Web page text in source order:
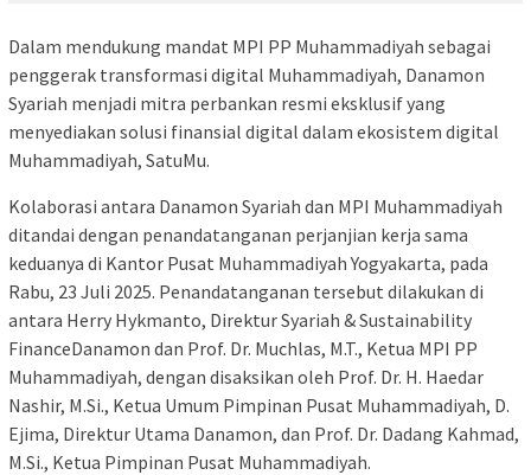
Dalam mendukung mandat MPI PP Muhammadiyah sebagai
penggerak transformasi digital Muhammadiyah, Danamon
Syariah menjadi mitra perbankan resmi eksklusif yang
menyediakan solusi finansial digital dalam ekosistem digital
Muhammadiyah, SatuMu.
Kolaborasi antara Danamon Syariah dan MPI Muhammadiyah
ditandai dengan penandatanganan perjanjian kerja sama
keduanya di Kantor Pusat Muhammadiyah Yogyakarta, pada
Rabu, 23 Juli 2025. Penandatanganan tersebut dilakukan di
antara Herry Hykmanto, Direktur Syariah & Sustainability
FinanceDanamon dan Prof. Dr. Muchlas, M.T., Ketua MPI PP
Muhammadiyah, dengan disaksikan oleh Prof. Dr. H. Haedar
Nashir, M.Si., Ketua Umum Pimpinan Pusat Muhammadiyah, D.
Ejima, Direktur Utama Danamon, dan Prof. Dr. Dadang Kahmad,
M.Si., Ketua Pimpinan Pusat Muhammadiyah.